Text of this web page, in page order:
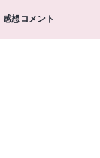
感想コメント